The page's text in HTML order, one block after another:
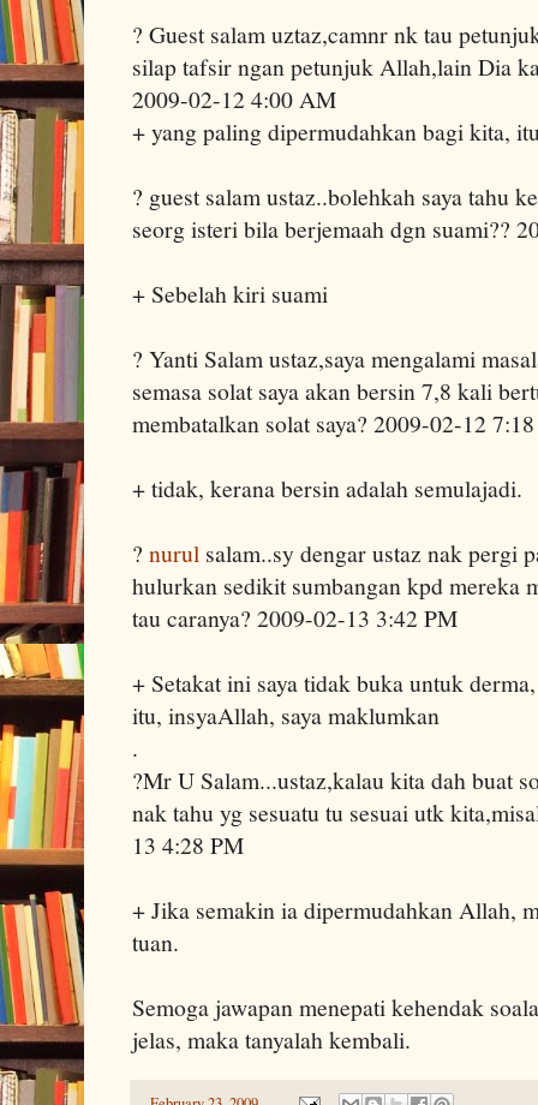
? Guest salam uztaz,camnr nk tau
silap tafsir ngan petunjuk Allah,lain Dia
2009-02-12 4:00 AM
+ yang paling dipermudahkan bagi kita,
? guest salam ustaz..bolehkah saya tahu
seorg isteri bila berjemaah dgn suami??
+ Sebelah kiri suami
? Yanti Salam ustaz,saya mengalami
semasa solat saya akan bersin 7,8 kali
membatalkan solat saya? 2009-02-12
+ tidak, kerana bersin adalah semulajadi.
? nurul salam..sy dengar ustaz nak pergi
hulurkan sedikit sumbangan kpd mereka
tau caranya? 2009-02-13 3:42 PM
+ Setakat ini saya tidak buka untuk
itu, insyaAllah, saya maklumkan
.
?Mr U Salam...ustaz,kalau kita dah buat
nak tahu yg sesuatu tu sesuai utk
13 4:28 PM
+ Jika semakin ia dipermudahkan Allah,
tuan.
Semoga jawapan menepati kehendak
jelas, maka tanyalah kembali.